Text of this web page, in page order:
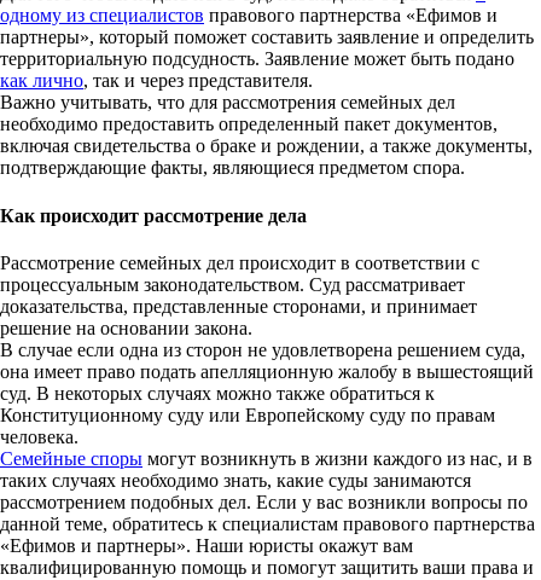
одному из специалистов правового партнерства «Ефимов и
партнеры», который поможет составить заявление и определить
территориальную подсудность. Заявление может быть подано
как лично, так и через представителя.
Важно учитывать, что для рассмотрения семейных дел
необходимо предоставить определенный пакет документов,
включая свидетельства о браке и рождении, а также документы,
подтверждающие факты, являющиеся предметом спора.
Как происходит рассмотрение дела
Рассмотрение семейных дел происходит в соответствии с
процессуальным законодательством. Суд рассматривает
доказательства, представленные сторонами, и принимает
решение на основании закона.
В случае если одна из сторон не удовлетворена решением суда,
она имеет право подать апелляционную жалобу в вышестоящий
суд. В некоторых случаях можно также обратиться к
Конституционному суду или Европейскому суду по правам
человека.
Семейные споры могут возникнуть в жизни каждого из нас, и в
таких случаях необходимо знать, какие суды занимаются
рассмотрением подобных дел. Если у вас возникли вопросы по
данной теме, обратитесь к специалистам правового партнерства
«Ефимов и партнеры». Наши юристы окажут вам
квалифицированную помощь и помогут защитить ваши права и